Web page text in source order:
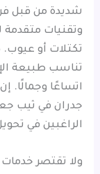
شديدة من قبل
وتقنيات
تكتلات أو عيوب.
تناسب طبيعة
اتساعًا وجمالًا.
جدران في ثيب
الراغبين في
ولا تقتصر